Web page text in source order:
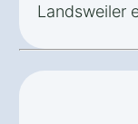
Landsweiler